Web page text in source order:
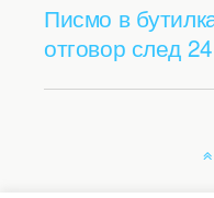
Писмо в
отговор след